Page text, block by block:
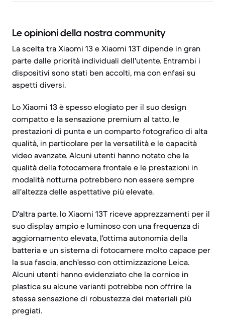
Le opinioni della nostra community
La scelta tra Xiaomi 13 e Xiaomi 13T dipende in gran
parte dalle priorità individuali dell'utente. Entrambi i
dispositivi sono stati ben accolti, ma con enfasi su
aspetti diversi.
Lo Xiaomi 13 è spesso elogiato per il suo design
compatto e la sensazione premium al tatto, le
prestazioni di punta e un comparto fotografico di alta
qualità, in particolare per la versatilità e le capacità
video avanzate. Alcuni utenti hanno notato che la
qualità della fotocamera frontale e le prestazioni in
modalità notturna potrebbero non essere sempre
all'altezza delle aspettative più elevate.
D'altra parte, lo Xiaomi 13T riceve apprezzamenti per il
suo display ampio e luminoso con una frequenza di
aggiornamento elevata, l'ottima autonomia della
batteria e un sistema di fotocamere molto capace per
la sua fascia, anch'esso con ottimizzazione Leica.
Alcuni utenti hanno evidenziato che la cornice in
plastica su alcune varianti potrebbe non offrire la
stessa sensazione di robustezza dei materiali più
pregiati.